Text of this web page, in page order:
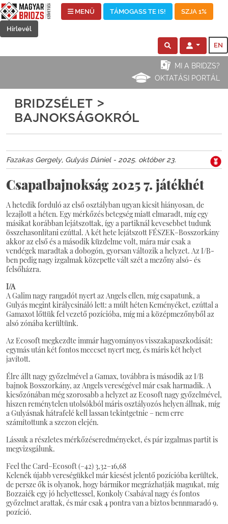
MENÜ TÁMOGASS TE IS! SZJA 1%
Hírlevél
EN
MI A BRIDZS?
OKTATÁSI PORTÁL
BRIDZSÉLET >
BAJNOKSÁGOKRÓL
Fazakas Gergely, Gulyás Dániel - 2025. október 23.
Csapatbajnokság 2025 7. játékhét
A hetedik forduló az első osztályban ugyan kicsit hiányosan, de
lezajlott a héten. Egy mérkőzés betegség miatt elmaradt, míg egy
másikat korábban lejátszottak, így a partiknál kevesebbet tudunk
összehasonlítani ezúttal. A két hete lejátszott FÉSZEK–Bosszorkány
akkor az első és a második küzdelme volt, mára már csak a
vendégek maradtak a dobogón, gyorsan változik a helyzet. Az I/B-
ben pedig nagy izgalmak közepette vált szét a mezőny alsó- és
felsőházra.
I/A
A Galim nagy rangadót nyert az Angels ellen, míg csapatunk, a
Gulyás megint királycsináló lett: a múlt héten Keményéket, ezúttal a
Gamaxot lőttük fel vezető pozícióba, míg mi a középmezőnyből az
alsó zónába kerültünk.
Az Ecosoft megkezdte immár hagyományos visszakapaszkodását:
egymás után két fontos meccset nyert meg, és máris két helyet
javított.
Élre állt nagy győzelmével a Gamax, továbbra is második az I/B
bajnok Bosszorkány, az Angels vereségével már csak harmadik. A
kiesőzónában még szorosabb a helyzet az Ecosoft nagy győzelmével,
hiszen reménytelen utolsókból máris osztályozós helyen állnak, míg
a Gulyásnak hátrafelé kell lassan tekintgetnie – nem erre
számítottunk a szezon elején.
Lássuk a részletes mérkőzéseredményeket, és pár izgalmas partit is
megvizsgálunk.
Feel the Card–Ecosoft (–42) 3,32–16,68
Kelenék újabb vereségükkel már kiesést jelentő pozícióba kerültek,
de persze ők is olyanok, hogy bármikor megrázhatják magukat, míg
Bozzaiék egy jó helyettessel, Konkoly Csabával nagy és fontos
győzelmet arattak, és már csak 4 pontra van a biztos bennmaradó 9.
pozíció.